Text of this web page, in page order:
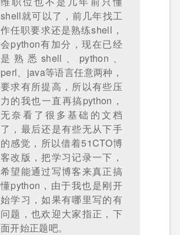
shell就可以了，前几年找工
作任职要求还是熟练shell，
会python有加分，现在已经
是熟悉shell、python、
perl、java等语言任意两种，
要求有所提高，所以有些压
力的我也一直再搞python，
无奈看了很多基础的文档
了，最后还是有些无从下手
的感觉，所以借着51CTO博
客改版，把学习记录一下，
希望能通过写博客来真正搞
懂python，由于我也是刚开
始学习，如果有哪里写的有
问题，也欢迎大家指正，下
面开始正题吧。